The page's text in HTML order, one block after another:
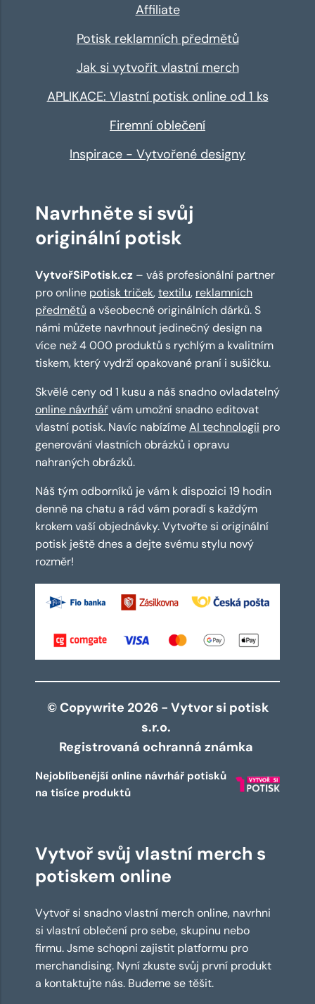
Affiliate
Potisk reklamních předmětů
Jak si vytvořit vlastní merch
APLIKACE: Vlastní potisk online od 1 ks
Firemní oblečení
Inspirace - Vytvořené designy
Navrhněte si svůj
originální potisk
VytvořSiPotisk.cz – váš profesionální partner
pro online potisk triček,textilu, reklamních
předmětů a všeobecně originálních dárků. S
námi můžete navrhnout jedinečný design na
více než 4 000 produktů s rychlým a kvalitním
tiskem, který vydrží opakované praní i sušičku.
Skvělé ceny od 1 kusu a náš snadno ovladatelný
online návrhářvám umožní snadno editovat
vlastní potisk. Navíc nabízímeAI technologii pro
generování vlastních obrázků i opravu
nahraných obrázků.
Náš tým odborníků je vám k dispozici 19 hodin
denně na chatu a rád vám poradí s každým
krokem vaší objednávky. Vytvořte si originální
potisk ještě dnes a dejte svému stylu nový
rozměr!
© Copywrite 2026 - Vytvor si potisk
s.r.o.
Registrovaná ochranná známka
Nejoblíbenější online návrhář potisků
na tisíce produktů
Vytvoř svůj vlastní merch s
potiskem online
Vytvoř si snadno vlastní merch online, navrhni
si vlastní oblečení pro sebe, skupinu nebo
firmu. Jsme schopni zajistit platformu pro
merchandising. Nyní zkuste svůj první produkt
a kontaktujte nás. Budeme se těšit.